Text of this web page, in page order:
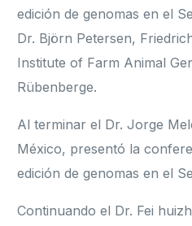
edición de genomas en el
Dr. Björn Petersen,
Institute of Farm Animal
Rübenberge.
Al terminar el Dr. Jorge
México, presentó la
edición de genomas en el
Continuando el Dr. Fei